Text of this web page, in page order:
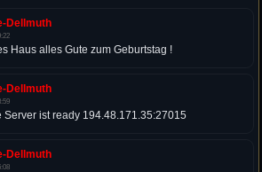
Dellmuth
Haus alles Gute zum Geburtstag !
Dellmuth
Server ist ready 194.48.171.35:27015
Dellmuth